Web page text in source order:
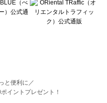
と便利に／
イントプレゼント！